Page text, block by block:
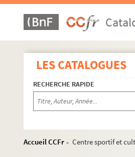
LES CATALOGUES
RECHERCHE RAPIDE
Accueil CCFr > Centre sportif et